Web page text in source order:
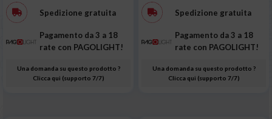
Spedizione gratuita
Pagamento da 3 a 18
rate con PAGOLIGHT!
Una domanda su questo prodotto ?
Clicca qui (supporto 7/7)
Spedizione gratuita
Pagamento da 3 a 18
rate con PAGOLIGHT!
Una domanda su questo prodotto ?
Clicca qui (supporto 7/7)